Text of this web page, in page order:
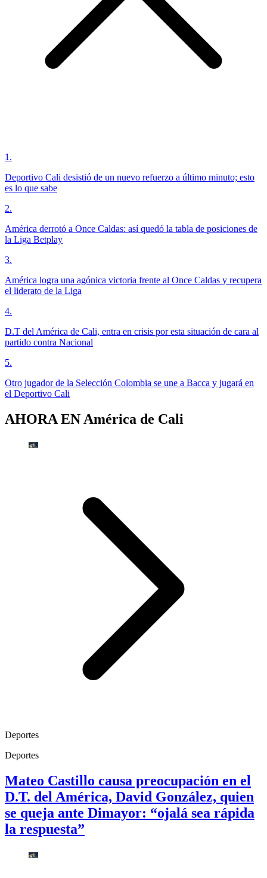
1 .
Deportivo Cali desistió de un nuevo refuerzo a último minuto; esto
es lo que sabe
2.
América derrotó a Once Caldas: así quedó la tabla de posiciones de
la Liga Betplay
3.
América logra una agónica victoria frente al Once Caldas y recupera
el liderato de la Liga
4.
D.T del América de Cali, entra en crisis por esta situación de cara al
partido contra Nacional
5.
Otro jugador de la Selección Colombia se une a Bacca y jugará en
el Deportivo Cali
AHORA EN América de Cali
Deportes
Deportes
Mateo Castillo causa preocupación en el
D.T. del América, David González, quien
se queja ante Dimayor: “ojalá sea rápida
la respuesta”